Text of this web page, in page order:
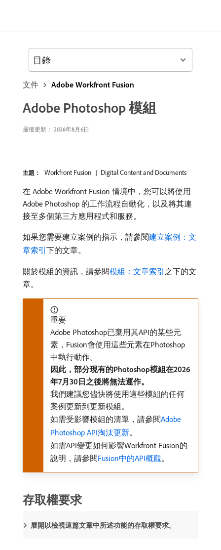
文件 Adobe Workfront Fusion
Adobe Photoshop 模組
最後更新： 2026年8月6日
主題： Workfront Fusion Digital Content and Documents
在 Adobe Workfront Fusion 情境中，您可以將使用
Adobe Photoshop 的工作流程自動化，以及將其連
接至多個第三方應用程式和服務。
如果您需要建立案例的指示，請參閱建立案例：文
章索引下的文章。
關於模組的資訊，請參閱模組：文章索引 之下的文
章。
重要
Adobe Photoshop已棄用其API的某些元
素，Fusion會使用這些元素在Photoshop
中執行動作。
因此，部分現有的Photoshop模組在2026
年7月30日之後將無法運作。
我們建議您儘快將使用這些模組的任何
案例更新到更新模組。
如需受影響模組的清單，請參閱Adobe
Photoshop API淘汰更新。
如需API變更如何影響Workfront Fusion的
說明，請參閱Fusion中的API概觀。
存取權要求
展開以檢視這篇文章中所述功能的存取權要求。
目錄